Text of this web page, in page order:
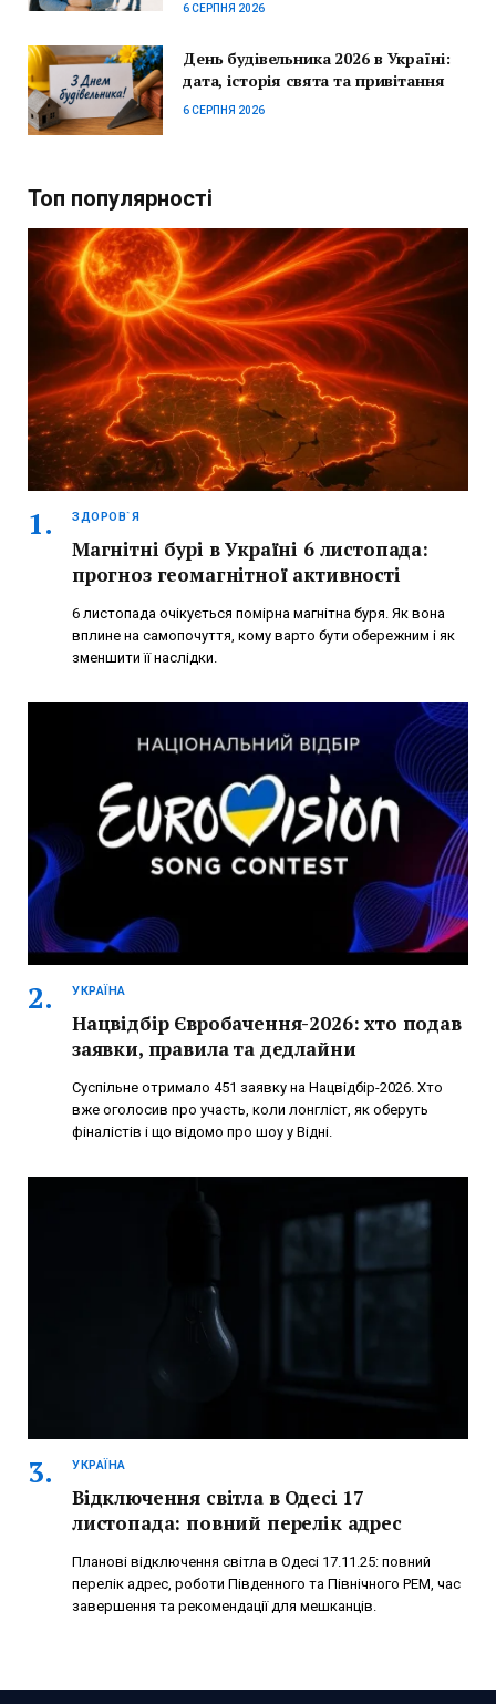
6 СЕРПНЯ 2026
День будівельника 2026 в Україні:
дата, історія свята та привітання
6 СЕРПНЯ 2026
Топ популярності
ЗДОРОВ`Я
Магнітні бурі в Україні 6 листопада:
прогноз геомагнітної активності
6 листопада очікується помірна магнітна буря. Як вона
вплине на самопочуття, кому варто бути обережним і як
зменшити її наслідки.
УКРАЇНА
Нацвідбір Євробачення-2026: хто подав
заявки, правила та дедлайни
Суспільне отримало 451 заявку на Нацвідбір-2026. Хто
вже оголосив про участь, коли лонгліст, як оберуть
фіналістів і що відомо про шоу у Відні.
УКРАЇНА
Відключення світла в Одесі 17
листопада: повний перелік адрес
Планові відключення світла в Одесі 17.11.25: повний
перелік адрес, роботи Південного та Північного РЕМ, час
завершення та рекомендації для мешканців.